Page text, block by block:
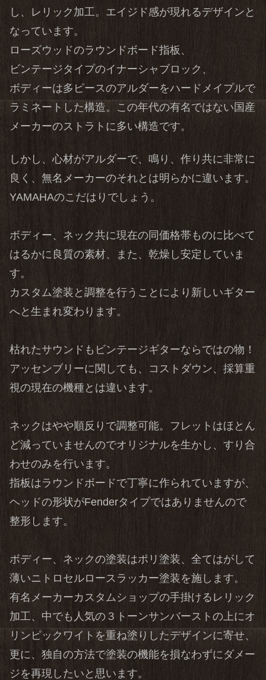
し、レリック加工。エイジド感が現れるデザインと
なっています。
ローズウッドのラウンドボード指板、
ビンテージタイプのイナーシャブロック、
ボディーは多ピースのアルダーをハードメイプルで
ラミネートした構造。この年代の有名ではない国産
メーカーのストラトに多い構造です。
しかし、心材がアルダーで、鳴り、作り共に非常に
良く、無名メーカーのそれとは明らかに違います。
YAMAHAのこだはりでしょう。
ボディー、ネック共に現在の同価格帯ものに比べて
はるかに良質の素材、また、乾燥し安定していま
す。
カスタム塗装と調整を行うことにより新しいギター
へと生まれ変わります。
枯れたサウンドもビンテージギターならではの物！
アッセンブリーに関しても、コストダウン、採算重
視の現在の機種とは違います。
ネックはやや順反りで調整可能。フレットはほとん
ど減っていませんのでオリジナルを生かし、すり合
わせのみを行います。
指板はラウンドボードで丁寧に作られていますが、
ヘッドの形状がFenderタイプではありませんので
整形します。
ボディー、ネックの塗装はポリ塗装、全てはがして
薄いニトロセルロースラッカー塗装を施します。
有名メーカーカスタムショップの手掛けるレリック
加工、中でも人気の３トーンサンバーストの上にオ
リンピックワイトを重ね塗りしたデザインに寄せ、
更に、独自の方法で塗装の機能を損なわずにダメー
ジを再現したいと思います。